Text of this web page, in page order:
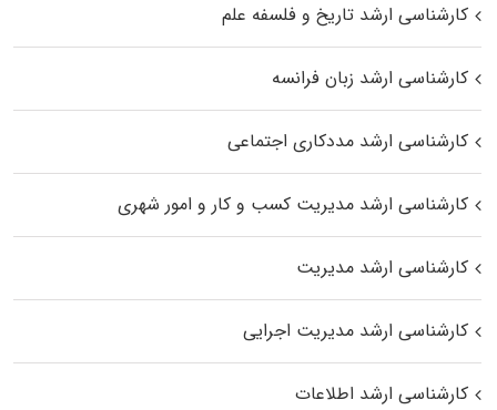
کارشناسی ارشد تاریخ و فلسفه علم
کارشناسی ارشد زبان فرانسه
کارشناسی ارشد مددکاری اجتماعی
کارشناسی ارشد مدیریت کسب و کار و امور شهری
کارشناسی ارشد مدیریت
کارشناسی ارشد مدیریت اجرایی
کارشناسی ارشد اطلاعات